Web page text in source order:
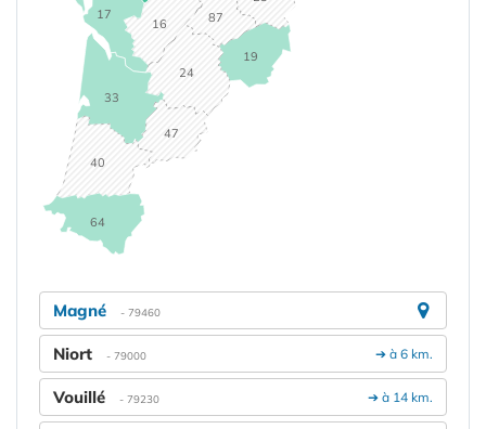
16
17
19
24
33
40
47
64
87
Magné - 79460
➔ à 6 km.
Niort - 79000
➔ à 14 km.
Vouillé - 79230